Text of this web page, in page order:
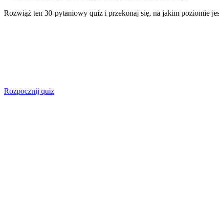
Rozwiąż ten 30-pytaniowy quiz i przekonaj się, na jakim poziomie
Rozpocznij quiz